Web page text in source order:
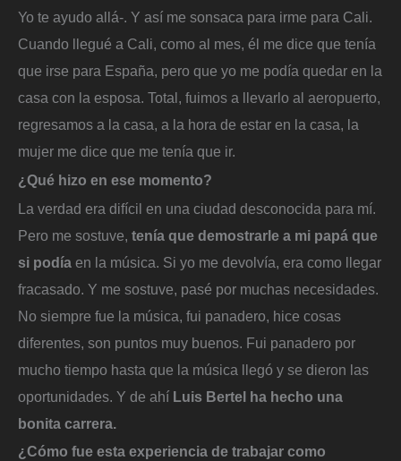
Yo te ayudo allá-. Y así me sonsaca para irme para Cali.
Cuando llegué a Cali, como al mes, él me dice que tenía
que irse para España, pero que yo me podía quedar en la
casa con la esposa. Total, fuimos a llevarlo al aeropuerto,
regresamos a la casa, a la hora de estar en la casa, la
mujer me dice que me tenía que ir.
¿Qué hizo en ese momento?
La verdad era difícil en una ciudad desconocida para mí.
Pero me sostuve, tenía que demostrarle a mi papá que
si podía en la música. Si yo me devolvía, era como llegar
fracasado. Y me sostuve, pasé por muchas necesidades.
No siempre fue la música, fui panadero, hice cosas
diferentes, son puntos muy buenos. Fui panadero por
mucho tiempo hasta que la música llegó y se dieron las
oportunidades. Y de ahí Luis Bertel ha hecho una
bonita carrera.
¿Cómo fue esta experiencia de trabajar como